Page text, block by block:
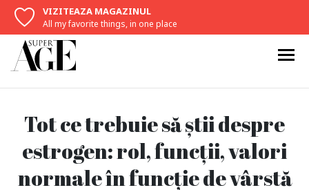
VIZITEAZA MAGAZINUL
All my favorite things, in one place
Tot ce trebuie să știi despre
estrogen: rol, funcții, valori
normale în funcție de vârstă